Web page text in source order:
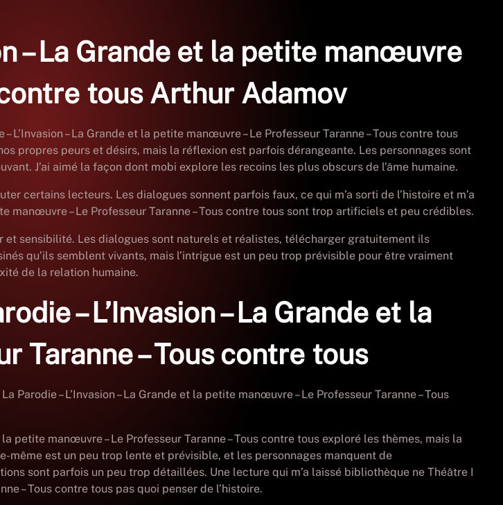
– La Grande et la petite manœuvre
tous Arthur Adamov
– La Grande et la petite manœuvre – Le Professeur Taranne – Tous contre tous
propres peurs et désirs, mais la réflexion est parfois dérangeante. Les personnages sont
J’ai aimé la façon dont mobi explore les recoins les plus obscurs de l’âme humaine.
certains lecteurs. Les dialogues sonnent parfois faux, ce qui m’a sorti de l’histoire et m’a
manœuvre – Le Professeur Taranne – Tous contre tous sont trop artificiels et peu crédibles.
et sensibilité. Les dialogues sont naturels et réalistes, télécharger gratuitement ils
qu’ils semblent vivants, mais l’intrigue est un peu trop prévisible pour être vraiment
de la relation humaine.
– L’Invasion – La Grande et la
Taranne – Tous contre tous
– L’Invasion – La Grande et la petite manœuvre – Le Professeur Taranne – Tous
la petite manœuvre – Le Professeur Taranne – Tous contre tous exploré les thèmes, mais la
même est un peu trop lente et prévisible, et les personnages manquent de
sont parfois un peu trop détaillées. Une lecture qui m’a laissé bibliothèque ne Théâtre I
– Tous contre tous pas quoi penser de l’histoire.